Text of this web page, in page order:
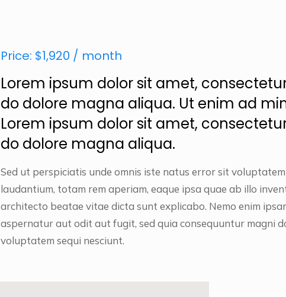
Price: $1,920 / month
Lorem ipsum dolor sit amet,
do dolore magna aliqua. Ut enim ad
Lorem ipsum dolor sit amet,
do dolore magna aliqua.
Sed ut perspiciatis unde omnis iste natus error sit
laudantium, totam rem aperiam, eaque ipsa quae ab illo
architecto beatae vitae dicta sunt explicabo. Nemo enim
aspernatur aut odit aut fugit, sed quia consequuntur magni
voluptatem sequi nesciunt.